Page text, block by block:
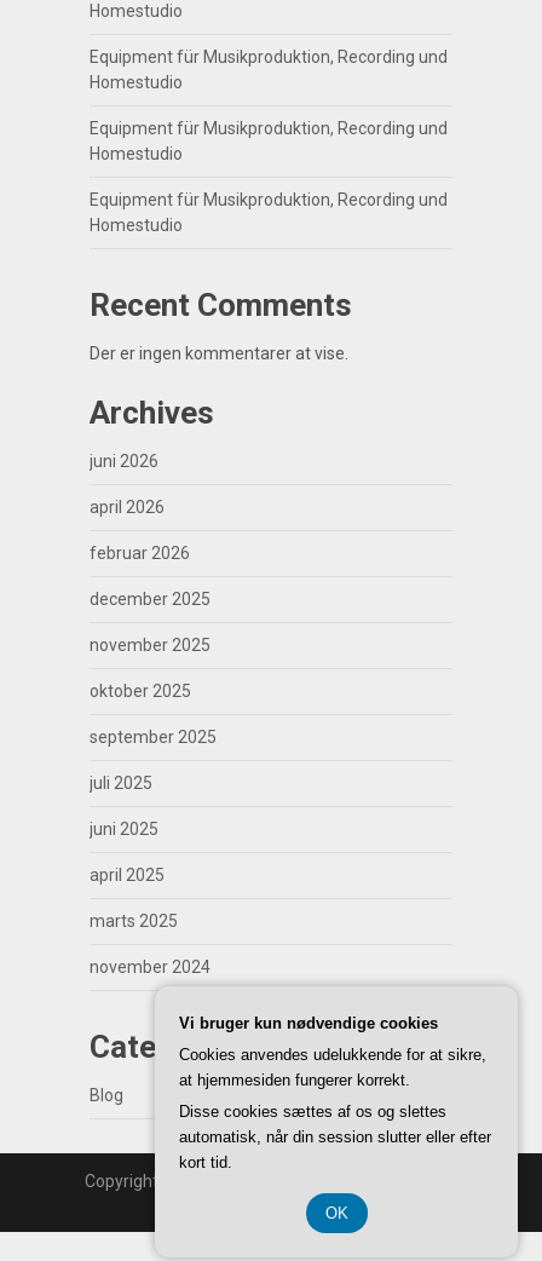
Homestudio
Equipment für Musikproduktion, Recording und
Homestudio
Equipment für Musikproduktion, Recording und
Homestudio
Equipment für Musikproduktion, Recording und
Homestudio
Recent Comments
Der er ingen kommentarer at vise.
Archives
juni 2026
april 2026
februar 2026
december 2025
november 2025
oktober 2025
september 2025
juli 2025
juni 2025
april 2025
marts 2025
november 2024
Categories
Blog
Copyright | WordPress Theme by
Back to Top ↑
Vi bruger kun nødvendige cookies
Cookies anvendes udelukkende for at sikre,
at hjemmesiden fungerer korrekt.
Disse cookies sættes af os og slettes
automatisk, når din session slutter eller efter
kort tid.
OK